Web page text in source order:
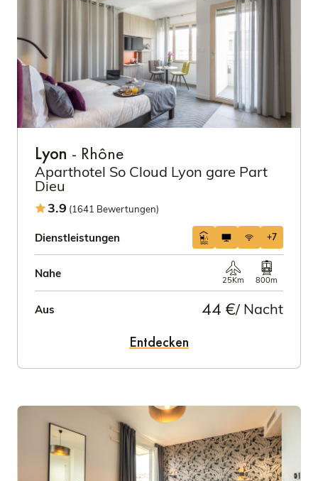
Lyon - Rhône
Aparthotel So Cloud Lyon gare Part
Dieu
3.9 (1641 Bewertungen)
Dienstleistungen +7
Nahe
25Km 800m
Aus 44 €/ Nacht
Entdecken